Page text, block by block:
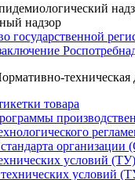
надзор
государственной
техническая
товара
условий (ТУ)
условий